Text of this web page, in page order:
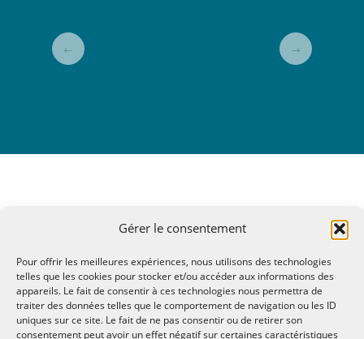
Gérer le consentement
Pour offrir les meilleures expériences, nous utilisons des technologies
telles que les cookies pour stocker et/ou accéder aux informations des
appareils. Le fait de consentir à ces technologies nous permettra de
traiter des données telles que le comportement de navigation ou les ID
uniques sur ce site. Le fait de ne pas consentir ou de retirer son
consentement peut avoir un effet négatif sur certaines caractéristiques
← →